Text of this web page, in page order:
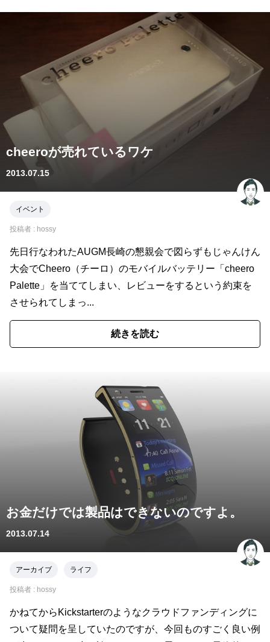
cheeroが売れているワケ
2013.07.15
イベント
投稿者 : hossy
先日行なわれたAUGM長崎の懇親会で図らずもじゃんけん
大会でCheero（チーロ）のモバイルバッテリー「cheero
Palette」を当ててしまい、レビューをするという約束を
させられてしまっ...
続きを読む
お金だけでは製品はできないのですよ。
2013.07.14
アーカイブ ライフ
投稿者 : hossy
かねてからKickstarterのようなクラウドファンディングに
ついて疑問を呈していたのですが、今回ものすごく良い例